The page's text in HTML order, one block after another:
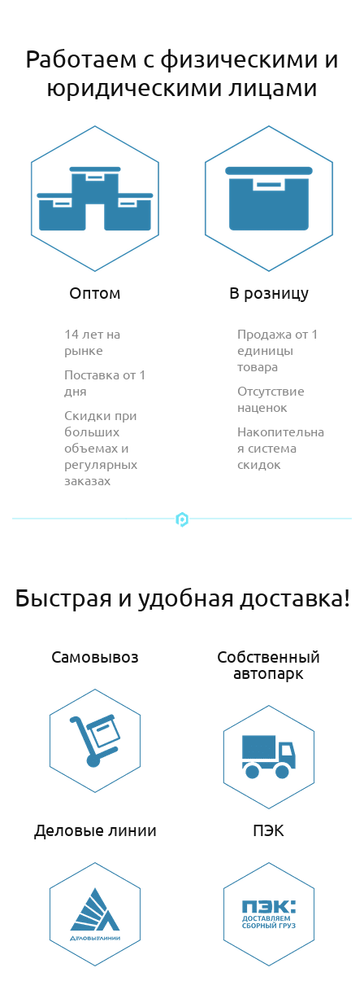
Работаем с физическими и
юридическими лицами
Оптом
14 лет на
рынке
Поставка от 1
дня
Скидки при
больших
объемах и
регулярных
заказах
В розницу
Продажа от 1
единицы
товара
Отсутствие
наценок
Накопительна
я система
скидок
Быстрая и удобная доставка!
Самовывоз
Собственный
автопарк
Деловые линии ПЭК